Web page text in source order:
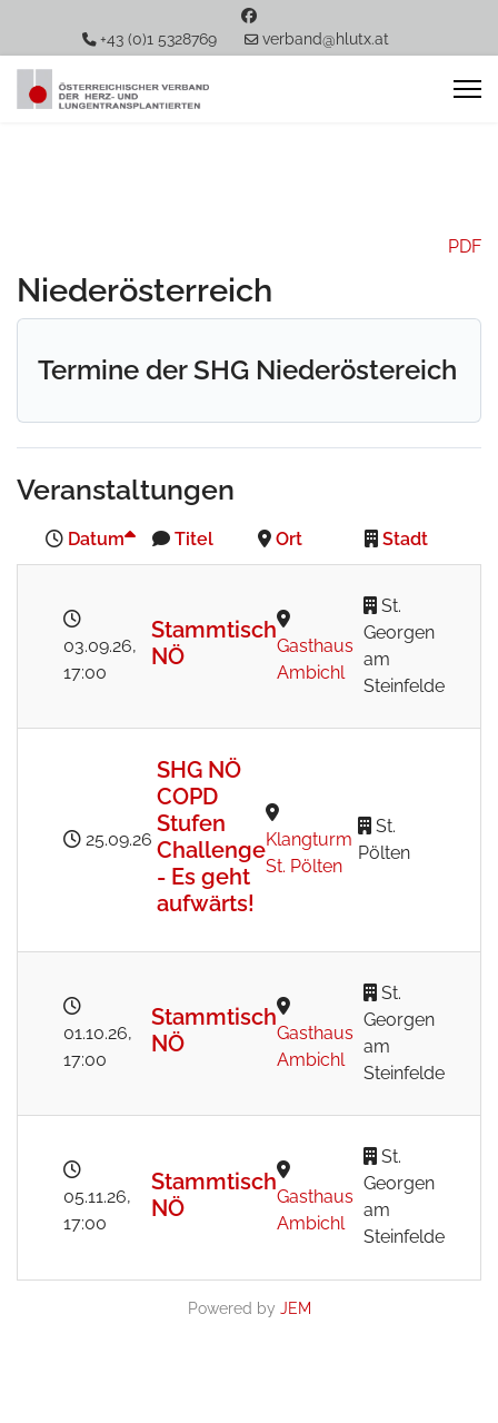
+43 (0)1 5328769 verband@hlutx.at
PDF
Niederösterreich
Termine der SHG Niederöstereich
Veranstaltungen
Datum Titel Ort Stadt
03.09.26,
17:00
Stammtisch
NÖ
Gasthaus
Ambichl
St.
Georgen
am
Steinfelde
25.09.26
SHG NÖ
COPD
Stufen
Challenge
- Es geht
aufwärts!
Klangturm
St. Pölten
St.
Pölten
01.10.26,
17:00
Stammtisch
NÖ
Gasthaus
Ambichl
St.
Georgen
am
Steinfelde
05.11.26,
17:00
Stammtisch
NÖ
Gasthaus
Ambichl
St.
Georgen
am
Steinfelde
Powered by JEM